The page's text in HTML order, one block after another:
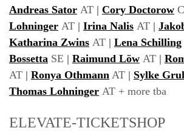
Andreas Sator AT | Cory Doctorow
Lohninger AT | Irina Nalis AT |
Katharina Zwins AT | Lena Schilling
Bossetta SE | Raimund Löw AT |
AT | Ronya Othmann AT | Sylke
Thomas Lohninger AT + more tba
ELEVATE-TICKETSHOP